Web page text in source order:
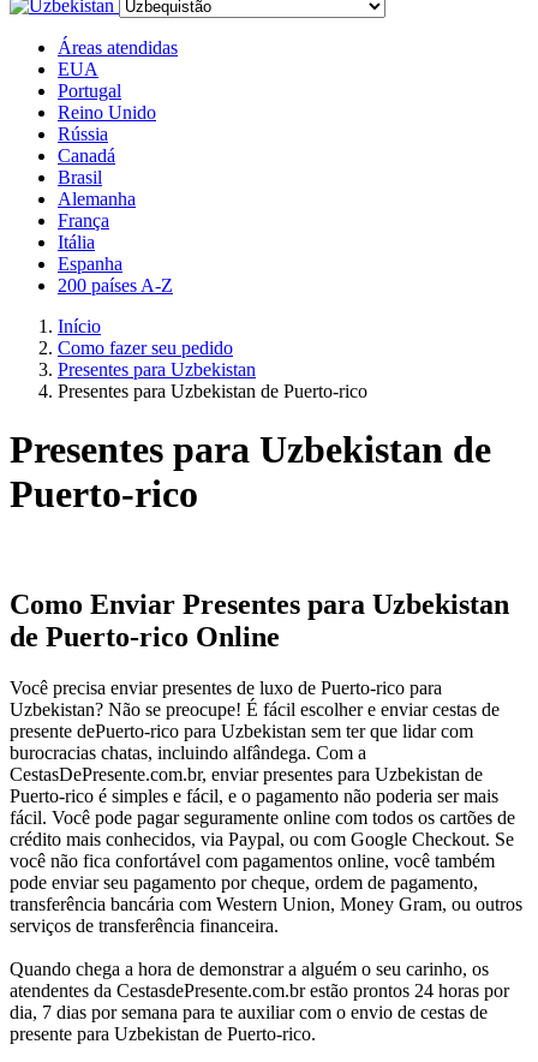
Áreas atendidas
EUA
Portugal
Reino Unido
Rússia
Canadá
Brasil
Alemanha
França
Itália
Espanha
200 países A-Z
Início
Como fazer seu pedido
Presentes para Uzbekistan
Presentes para Uzbekistan de Puerto-rico
Presentes para Uzbekistan de
Puerto-rico
Como Enviar Presentes para Uzbekistan
de Puerto-rico Online
Você precisa enviar presentes de luxo de Puerto-rico para
Uzbekistan? Não se preocupe! É fácil escolher e enviar cestas de
presente dePuerto-rico para Uzbekistan sem ter que lidar com
burocracias chatas, incluindo alfândega. Com a
CestasDePresente.com.br, enviar presentes para Uzbekistan de
Puerto-rico é simples e fácil, e o pagamento não poderia ser mais
fácil. Você pode pagar seguramente online com todos os cartões de
crédito mais conhecidos, via Paypal, ou com Google Checkout. Se
você não fica confortável com pagamentos online, você também
pode enviar seu pagamento por cheque, ordem de pagamento,
transferência bancária com Western Union, Money Gram, ou outros
serviços de transferência financeira.
Quando chega a hora de demonstrar a alguém o seu carinho, os
atendentes da CestasdePresente.com.br estão prontos 24 horas por
dia, 7 dias por semana para te auxiliar com o envio de cestas de
presente para Uzbekistan de Puerto-rico.